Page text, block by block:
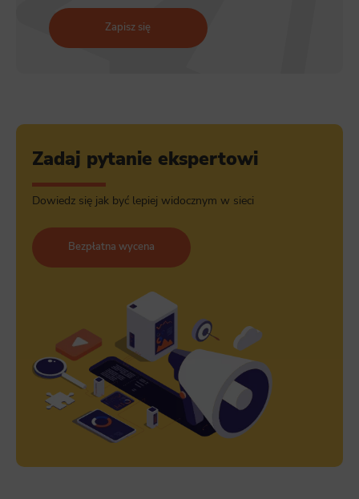
Zapisz się
Zadaj pytanie ekspertowi
Dowiedz się jak być lepiej widocznym w sieci
Bezpłatna wycena